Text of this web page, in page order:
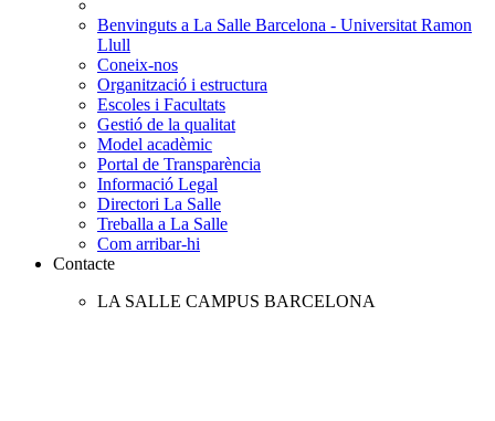
Benvinguts a La Salle Barcelona - Universitat Ramon
Llull
Coneix-nos
Organització i estructura
Escoles i Facultats
Gestió de la qualitat
Model acadèmic
Portal de Transparència
Informació Legal
Directori La Salle
Treballa a La Salle
Com arribar-hi
Contacte
LA SALLE CAMPUS BARCELONA